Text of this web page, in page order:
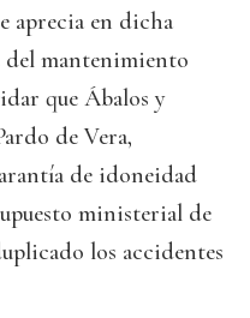
aprecia en dicha
del mantenimiento
que Ábalos y
de Vera,
de idoneidad
ministerial de
los accidentes